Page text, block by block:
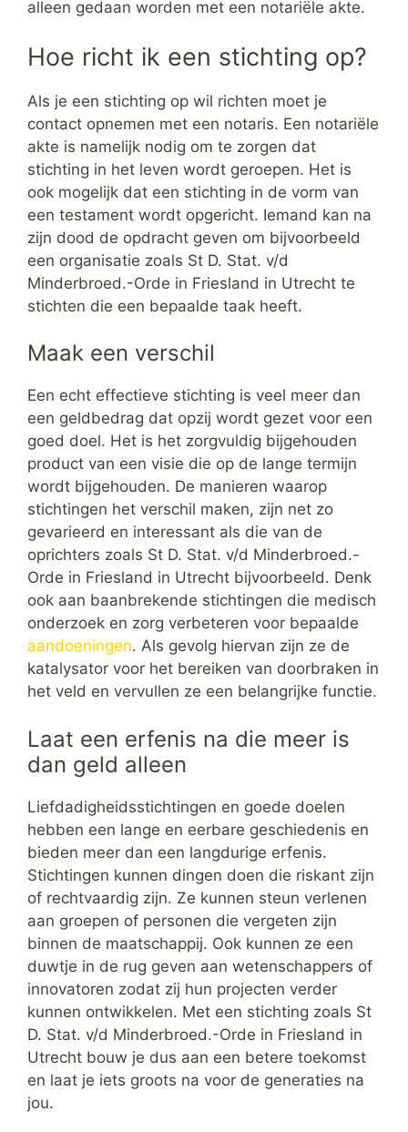
alleen gedaan worden met een notariële akte.
Hoe richt ik een stichting op?
Als je een stichting op wil richten moet je
contact opnemen met een notaris. Een notariële
akte is namelijk nodig om te zorgen dat
stichting in het leven wordt geroepen. Het is
ook mogelijk dat een stichting in de vorm van
een testament wordt opgericht. Iemand kan na
zijn dood de opdracht geven om bijvoorbeeld
een organisatie zoals St D. Stat. v/d
Minderbroed.-Orde in Friesland in Utrecht te
stichten die een bepaalde taak heeft.
Maak een verschil
Een echt effectieve stichting is veel meer dan
een geldbedrag dat opzij wordt gezet voor een
goed doel. Het is het zorgvuldig bijgehouden
product van een visie die op de lange termijn
wordt bijgehouden. De manieren waarop
stichtingen het verschil maken, zijn net zo
gevarieerd en interessant als die van de
oprichters zoals St D. Stat. v/d Minderbroed.-
Orde in Friesland in Utrecht bijvoorbeeld. Denk
ook aan baanbrekende stichtingen die medisch
onderzoek en zorg verbeteren voor bepaalde
aandoeningen. Als gevolg hiervan zijn ze de
katalysator voor het bereiken van doorbraken in
het veld en vervullen ze een belangrijke functie.
Laat een erfenis na die meer is
dan geld alleen
Liefdadigheidsstichtingen en goede doelen
hebben een lange en eerbare geschiedenis en
bieden meer dan een langdurige erfenis.
Stichtingen kunnen dingen doen die riskant zijn
of rechtvaardig zijn. Ze kunnen steun verlenen
aan groepen of personen die vergeten zijn
binnen de maatschappij. Ook kunnen ze een
duwtje in de rug geven aan wetenschappers of
innovatoren zodat zij hun projecten verder
kunnen ontwikkelen. Met een stichting zoals St
D. Stat. v/d Minderbroed.-Orde in Friesland in
Utrecht bouw je dus aan een betere toekomst
en laat je iets groots na voor de generaties na
jou.